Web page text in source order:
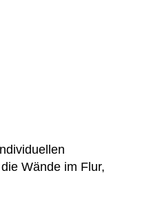
Wände im Flur,